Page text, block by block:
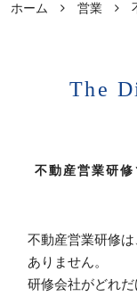
ホーム 営業
The
不動産営業研
不動産営業研修
ありません。
研修会社がどれ